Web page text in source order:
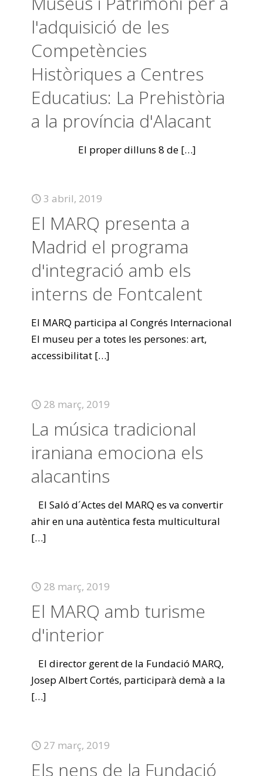
l'adquisició de les
Competències
Històriques a Centres
Educatius: La Prehistòria
a la província d'Alacant
El proper dilluns 8 de […]
3 abril, 2019
El MARQ presenta a
Madrid el programa
d'integració amb els
interns de Fontcalent
El MARQ participa al Congrés Internacional
El museu per a totes les persones: art,
accessibilitat […]
28 març, 2019
La música tradicional
iraniana emociona els
alacantins
El Saló d´Actes del MARQ es va convertir
ahir en una autèntica festa multicultural
[…]
28 març, 2019
El MARQ amb turisme
d'interior
El director gerent de la Fundació MARQ,
Josep Albert Cortés, participarà demà a la
[…]
27 març, 2019
Els nens de la Fundació